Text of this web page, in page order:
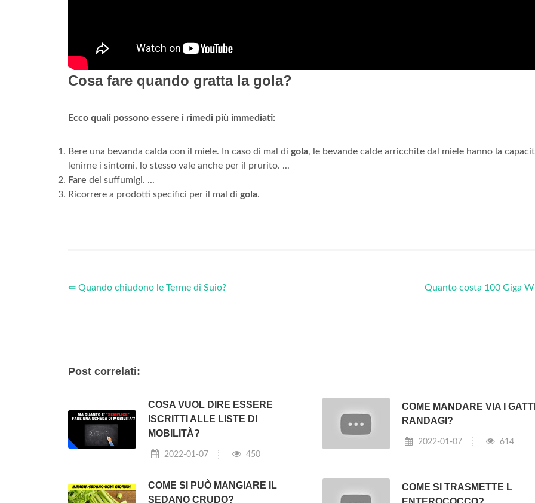
Cosa fare quando gratta la gola?
Ecco quali possono essere i rimedi più immediati:
Bere una bevanda calda con il miele. In caso di mal di gola, le bevande calde arricchite dal miele hanno la
lenirne i sintomi, lo stesso vale anche per il prurito. ...
Fare dei suffumigi. ...
Ricorrere a prodotti specifici per il mal di gola.
⇐ Quando chiudono le Terme di Suio? Quanto costa 100 Giga
Post correlati:
COSA VUOL DIRE ESSERE
ISCRITTI ALLE LISTE DI
MOBILITÀ?
2022-01-07 450
COME MANDARE VIA I
RANDAGI?
2022-01-07 614
COME SI PUÒ MANGIARE IL
SEDANO CRUDO?
COME SI TRASMETTE L